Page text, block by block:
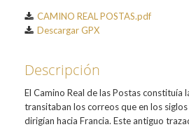
CAMINO REAL POSTAS.pdf
Descargar GPX
Descripción
El Camino Real de las Postas constituía
transitaban los correos que en los siglos
dirigían hacia Francia. Este antiguo